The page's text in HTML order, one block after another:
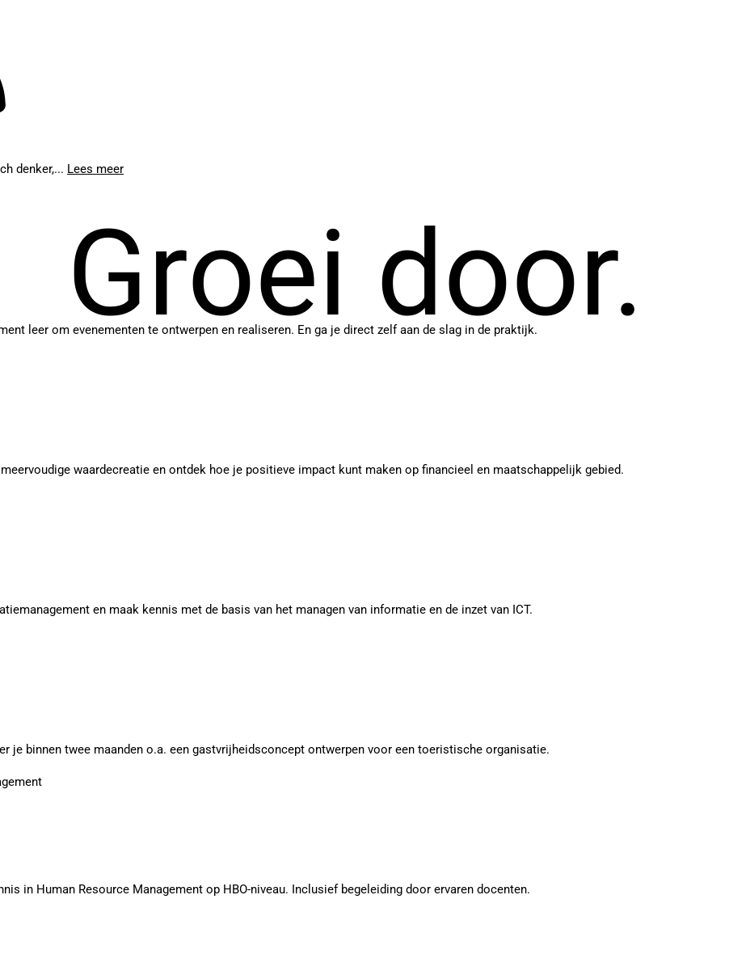
Groei door.
denker,... Lees meer
leer om evenementen te ontwerpen en realiseren. En ga je direct zelf aan de slag in de praktijk.
waardecreatie en ontdek hoe je positieve impact kunt maken op financieel en maatschappelijk gebied.
en maak kennis met de basis van het managen van informatie en de inzet van ICT.
je binnen twee maanden o.a. een gastvrijheidsconcept ontwerpen voor een toeristische organisatie.
in Human Resource Management op HBO-niveau. Inclusief begeleiding door ervaren docenten.